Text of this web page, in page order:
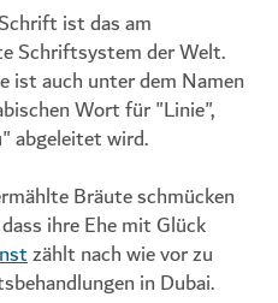
ist das am
Schriftsystem der Welt.
ist auch unter dem Namen
Wort für "Linie",
abgeleitet wird.
Bräute schmücken
ihre Ehe mit Glück
zählt nach wie vor zu
in Dubai.